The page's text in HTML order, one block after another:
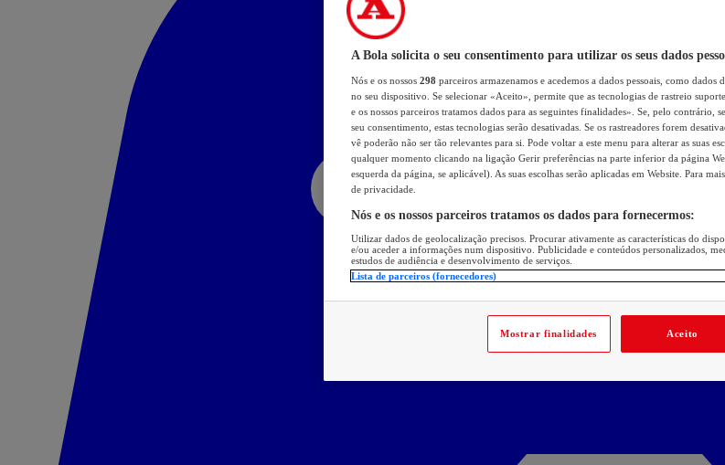
A Bola solicita o seu consentimento para utilizar os seus dados
Nós e os nossos 298 parceiros armazenamos e acedemos a dados pessoais, como dados
no seu dispositivo. Se selecionar «Aceito», permite que as tecnologias de rastreio
e os nossos parceiros tratamos dados para as seguintes finalidades». Se, pelo contrário,
seu consentimento, estas tecnologias serão desativadas. Se os rastreadores forem
vê poderão não ser tão relevantes para si. Pode voltar a este menu para alterar as suas
qualquer momento clicando na ligação Gerir preferências na parte inferior da página
esquerda da página, se aplicável). As suas escolhas serão aplicadas em Website. Para
de privacidade.
Nós e os nossos parceiros tratamos os dados para fornecermos:
Utilizar dados de geolocalização precisos. Procurar ativamente as características do
e/ou aceder a informações num dispositivo. Publicidade e conteúdos personalizados,
estudos de audiência e desenvolvimento de serviços.
Lista de parceiros (fornecedores)
Mostrar finalidades Aceito